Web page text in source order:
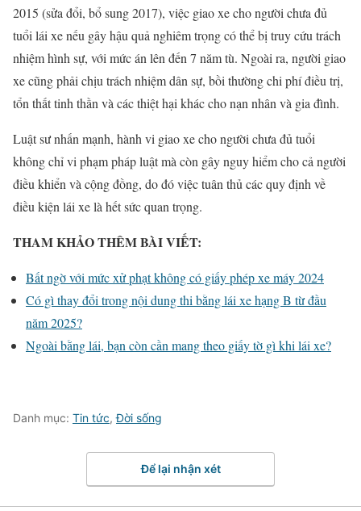
2015 (sửa đổi, bổ sung 2017), việc giao xe cho người chưa đủ
tuổi lái xe nếu gây hậu quả nghiêm trọng có thể bị truy cứu trách
nhiệm hình sự, với mức án lên đến 7 năm tù. Ngoài ra, người giao
xe cũng phải chịu trách nhiệm dân sự, bồi thường chi phí điều trị,
tổn thất tinh thần và các thiệt hại khác cho nạn nhân và gia đình.
Luật sư nhấn mạnh, hành vi giao xe cho người chưa đủ tuổi
không chỉ vi phạm pháp luật mà còn gây nguy hiểm cho cả người
điều khiển và cộng đồng, do đó việc tuân thủ các quy định về
điều kiện lái xe là hết sức quan trọng.
THAM KHẢO THÊM BÀI VIẾT:
Bất ngờ với mức xử phạt không có giấy phép xe máy 2024
Có gì thay đổi trong nội dung thi bằng lái xe hạng B từ đầu
năm 2025?
Ngoài bằng lái, bạn còn cần mang theo giấy tờ gì khi lái xe?
Danh mục: Tin tức,Đời sống
Để lại nhận xét